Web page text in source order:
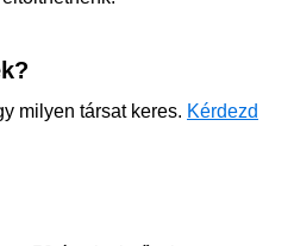
milyen társat keres. Kérdezd